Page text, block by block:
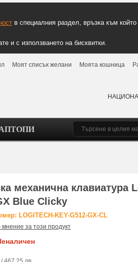
в специалния раздел, връзка към който
и с използването на бисквитки.
Моят списък желани Моята кошница
механична клавиатура
Blue Clicky
LOGITECH-KEY-G512-GX-CL
за този продукт